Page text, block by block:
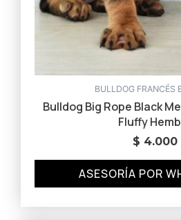
BULLDOG FRANCÉS
Bulldog Big Rope Black
Fluffy
$ 4.000
ASESORÍA POR